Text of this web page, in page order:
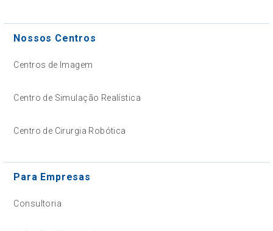
Nossos Centros
Centros de Imagem
Centro de Simulação Realística
Centro de Cirurgia Robótica
Para Empresas
Consultoria